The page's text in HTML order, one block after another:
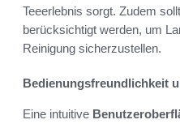
Teeerlebnis sorgt. Zudem
berücksichtigt werden, um
Reinigung sicherzustellen.
Bedienungsfreundlichkeit
Eine intuitive